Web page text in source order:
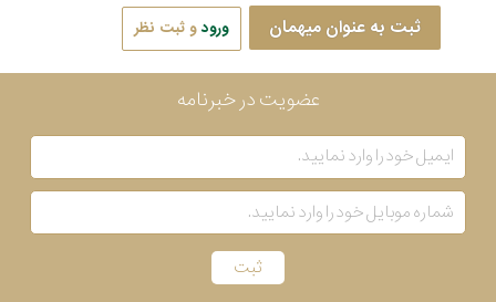
ثبت به عنوان میهمان ورودو ثبت نظر
عضویت در خبرنامه